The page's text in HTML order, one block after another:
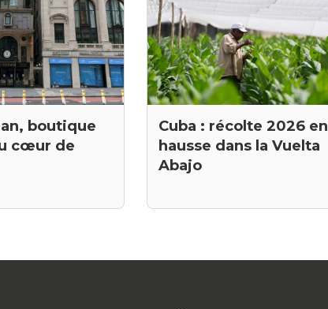
boutique
cœur de
Cuba : récolte 2026 en
hausse dans la Vuelta
Abajo